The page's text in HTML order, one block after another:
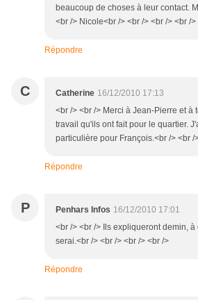
beaucoup de choses à leur contact.
<br /> Nicole<br /> <br /> <br /> <br />
Répondre
C Catherine 16/12/2010 17:13
<br /> <br /> Merci à Jean-Pierre et à
travail qu'ils ont fait pour le quartier.
particulière pour François.<br /> <br /
Répondre
P Penhars Infos 16/12/2010 17:01
<br /> <br /> Ils expliqueront demin, à
serai.<br /> <br /> <br /> <br />
Répondre